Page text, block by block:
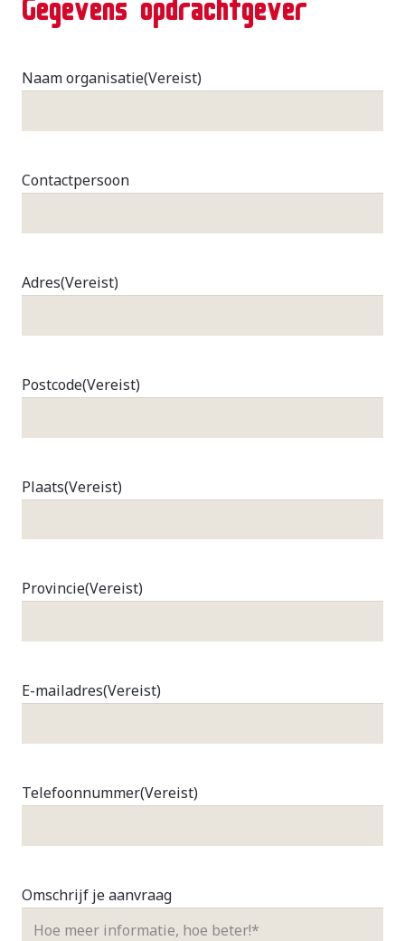
Naam organisatie(Vereist)
Contactpersoon
Adres(Vereist)
Postcode(Vereist)
Plaats(Vereist)
Provincie(Vereist)
E-mailadres(Vereist)
Telefoonnummer(Vereist)
Omschrijf je aanvraag